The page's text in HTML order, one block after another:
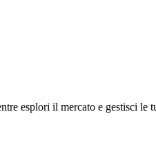
esplori il mercato e gestisci le